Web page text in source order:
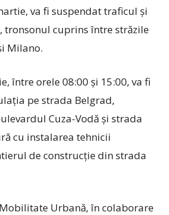
va fi suspendat traficul și
tronsonul cuprins între străzile
Milano.
între orele 08:00 și 15:00, va fi
pe strada Belgrad,
Cuza-Vodă și strada
cu instalarea tehnicii
de construcție din strada
Urbană, în colaborare